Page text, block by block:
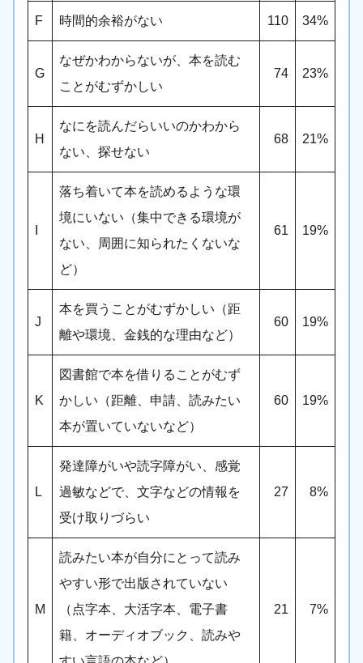
F 時間的余裕がない 110 34%
G
なぜかわからないが、本を読む
ことがむずかしい
74 23%
H
なにを読んだらいいのかわから
ない、探せない
68 21%
落ち着いて本を読めるような環
境にいない（集中できる環境が
ない、周囲に知られたくないな
ど）
61 19%
J
本を買うことがむずかしい（距
離や環境、金銭的な理由など）
60 19%
K
図書館で本を借りることがむず
かしい（距離、申請、読みたい
本が置いていないなど）
60 19%
L
発達障がいや読字障がい、感覚
過敏などで、文字などの情報を
受け取りづらい
27 8%
M
読みたい本が自分にとって読み
やすい形で出版されていない
（点字本、大活字本、電子書
籍、オーディオブック、読みや
21 7%